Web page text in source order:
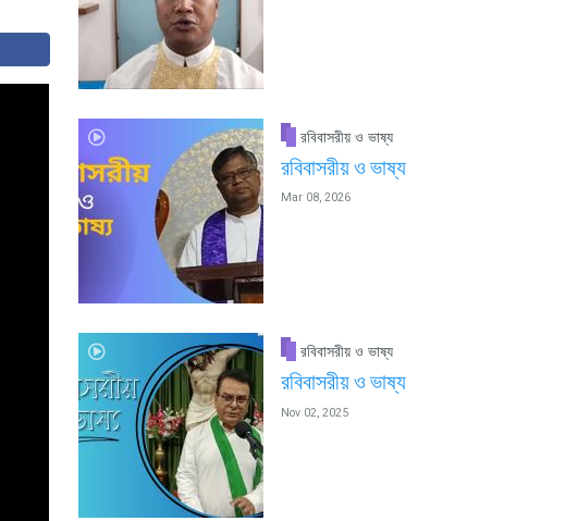
রবিবাসরীয় ও ভাষ্য
রবিবাসরীয় ও ভাষ্য
Mar 08, 2026
রবিবাসরীয় ও ভাষ্য
রবিবাসরীয় ও ভাষ্য
Nov 02, 2025